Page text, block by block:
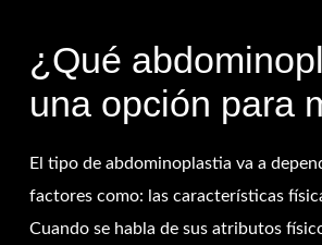
¿Qué
una opción para
El tipo de abdominoplastia va a
factores como: las características
Cuando se habla de sus atributos